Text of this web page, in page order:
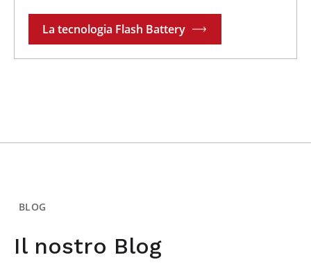
La tecnologia Flash Battery
BLOG
Il nostro Blog